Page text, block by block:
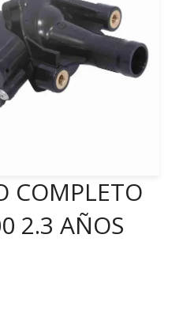
COMPLETO
2.3 AÑOS